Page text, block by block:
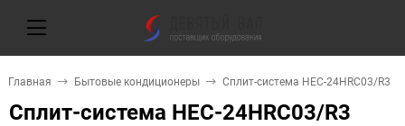
Главная Бытовые кондиционеры Сплит-система HEC-24HRC03/R3
Сплит-система HEC-24HRC03/R3